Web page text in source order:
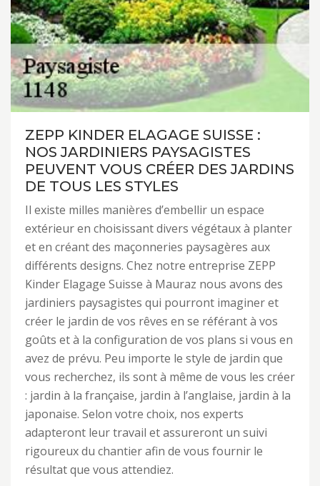
ZEPP KINDER ELAGAGE SUISSE :
NOS JARDINIERS PAYSAGISTES
PEUVENT VOUS CRÉER DES JARDINS
DE TOUS LES STYLES
Il existe milles manières d’embellir un espace
extérieur en choisissant divers végétaux à planter
et en créant des maçonneries paysagères aux
différents designs. Chez notre entreprise ZEPP
Kinder Elagage Suisse à Mauraz nous avons des
jardiniers paysagistes qui pourront imaginer et
créer le jardin de vos rêves en se référant à vos
goûts et à la configuration de vos plans si vous en
avez de prévu. Peu importe le style de jardin que
vous recherchez, ils sont à même de vous les créer
: jardin à la française, jardin à l’anglaise, jardin à la
japonaise. Selon votre choix, nos experts
adapteront leur travail et assureront un suivi
rigoureux du chantier afin de vous fournir le
résultat que vous attendiez.